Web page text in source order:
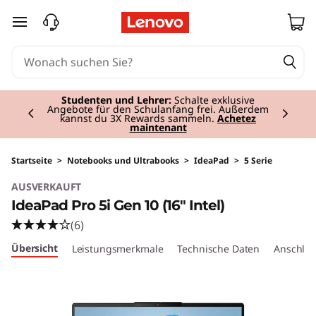
P
a
d
P
zum Hauptinhalt springen
Premium-Tablets IPersönlich, leistungsstark,
mobil.Jetzt Kaufen
Currently displaying item 3 of 3
Startseite > Notebooks und Ultrabooks > IdeaPad > 5 Serie
AUSVERKAUFT
IdeaPad Pro 5i Gen 10 (16" Intel)
(6)
Übersicht Leistungsmerkmale Technische Daten